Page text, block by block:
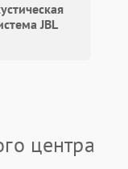
JBL
центра